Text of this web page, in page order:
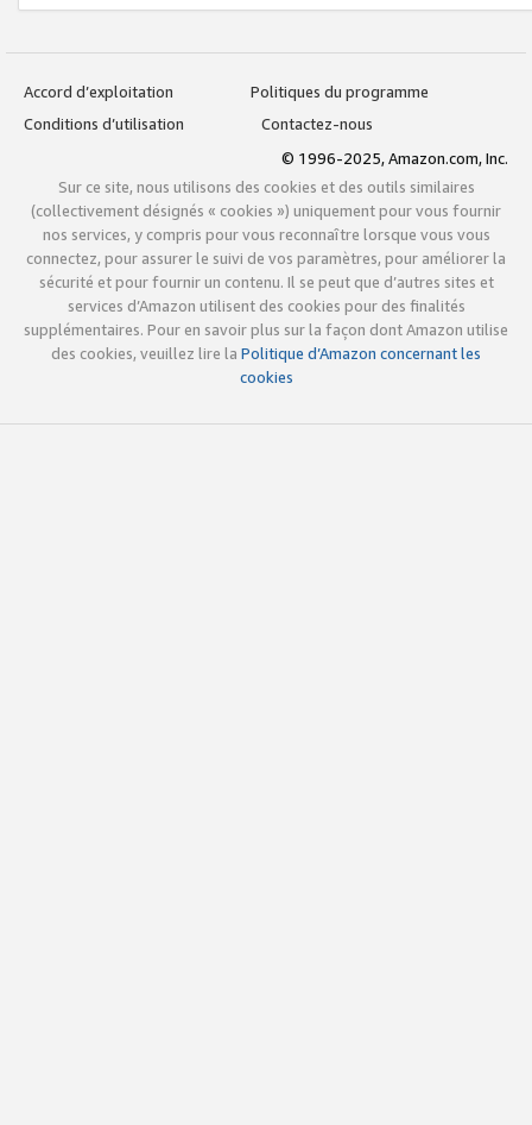
Accord d’exploitation
Politiques du programme
Conditions d’utilisation
Contactez-nous
© 1996-2025, Amazon.com, Inc.
Sur ce site, nous utilisons des cookies et des outils similaires
(collectivement désignés « cookies ») uniquement pour vous fournir
nos services, y compris pour vous reconnaître lorsque vous vous
connectez, pour assurer le suivi de vos paramètres, pour améliorer la
sécurité et pour fournir un contenu. Il se peut que d’autres sites et
services d’Amazon utilisent des cookies pour des finalités
supplémentaires. Pour en savoir plus sur la façon dont Amazon utilise
des cookies, veuillez lire la Politique d’Amazon concernant les
cookies